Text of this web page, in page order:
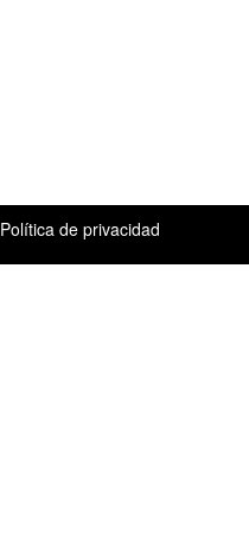
Política de privacidad